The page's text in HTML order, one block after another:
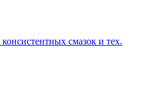
смазок и тех.